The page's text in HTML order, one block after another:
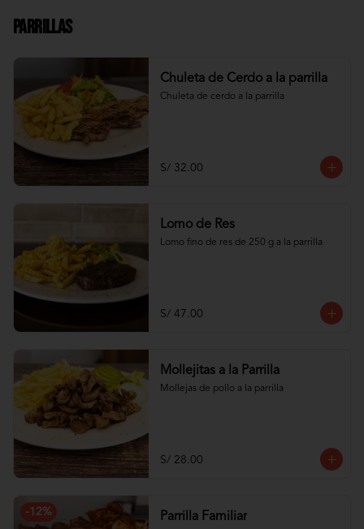
Parrillas
Chuleta de Cerdo a la parrilla
Chuleta de cerdo a la parrilla
S/ 32.00
Lomo de Res
Lomo fino de res de 250 g a la parrilla
S/ 47.00
Mollejitas a la Parrilla
Mollejas de pollo a la parrilla
S/ 28.00
-12% Parrilla Familiar